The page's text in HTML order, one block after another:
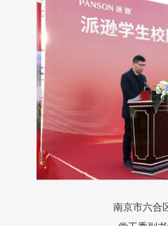
南京市六合